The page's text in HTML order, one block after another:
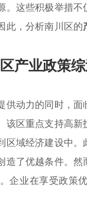
。这些积极举措
此，分析南川区的
产业政策
供动力的同时，
该区重点支持高
区域经济建设中
造了优越条件。
企业在享受政策